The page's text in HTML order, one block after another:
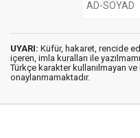
UYARI: Küfür, hakaret, rencide
içeren, imla kuralları ile
Türkçe karakter kullanılmayan
onaylanmamaktadır.